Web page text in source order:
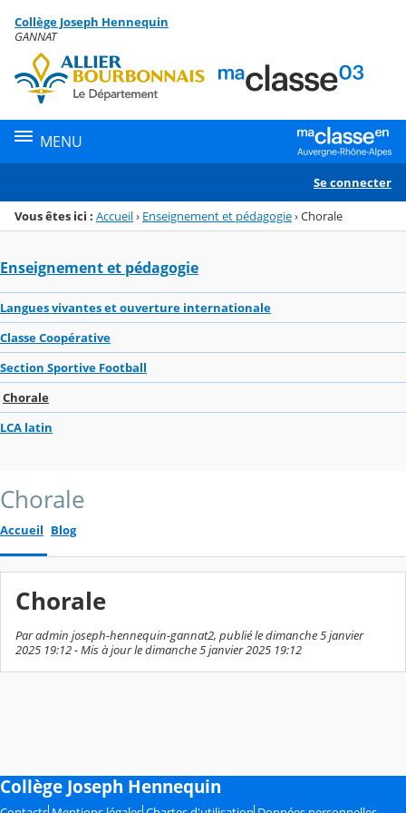
Menu de la rubrique
Contenu
Collège Joseph Hennequin
GANNAT
MENU
Se connecter
Vous êtes ici : Accueil› Enseignement et pédagogie›Chorale
Enseignement et pédagogie
Langues vivantes et ouverture internationale
Classe Coopérative
Section Sportive Football
Chorale
LCA latin
Chorale
Accueil Blog
Chorale
Par admin joseph-hennequin-gannat2, publié le dimanche 5 janvier
2025 19:12 - Mis à jour le dimanche 5 janvier 2025 19:12
Collège Joseph Hennequin